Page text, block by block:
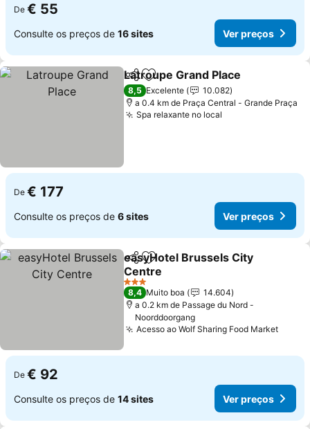
De € 55
Consulte os preços de 16 sites Ver preços
PartilharAdicionar aos favoritos
Latroupe Grand Place
8,5 Excelente
10.082
a 0.4 km de Praça Central - Grande Praça
Spa relaxante no local
De € 177
Consulte os preços de 6 sites Ver preços
PartilharAdicionar aos favoritos
easyHotel Brussels City
Centre
3 Estrelas
8,4 Muito boa
14.604
a 0.2 km de Passage du Nord -
Noorddoorgang
Acesso ao Wolf Sharing Food Market
De € 92
Consulte os preços de 14 sites Ver preços